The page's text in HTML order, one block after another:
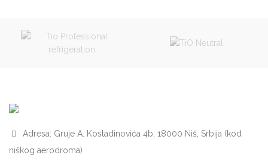
Adresa: Gruje A. Kostadinovića 4b, 18000 Niš, Srbija (kod
niškog aerodroma)